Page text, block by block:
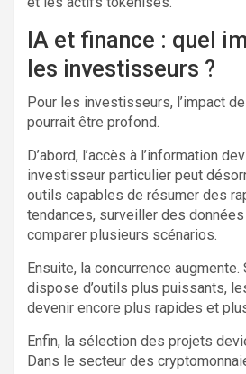
IA et finance : quel
les investisseurs ?
Pour les investisseurs, l’impact de
pourrait être profond.
D’abord, l’accès à l’information
investisseur particulier peut
outils capables de résumer des
tendances, surveiller des données
comparer plusieurs scénarios.
Ensuite, la concurrence
dispose d’outils plus puissants,
devenir encore plus rapides et
Enfin, la sélection des projets
Dans le secteur des